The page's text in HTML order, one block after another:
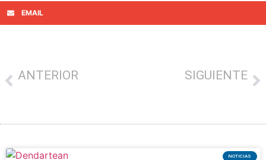
EMAIL
ANTERIOR SIGUIENTE
NOTICIAS